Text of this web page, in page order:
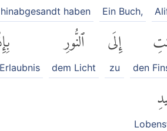
Ein Buch,
haben
den
إِلَى
zu
ٱلنُّورِ
dem Licht